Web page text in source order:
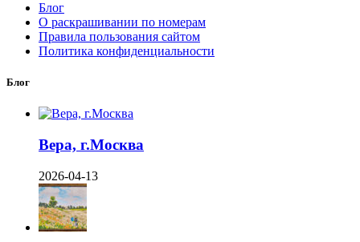
Блог
О раскрашивании по номерам
Правила пользования сайтом
Политика конфиденциальности
Блог
Вера, г.Москва
2026-04-13